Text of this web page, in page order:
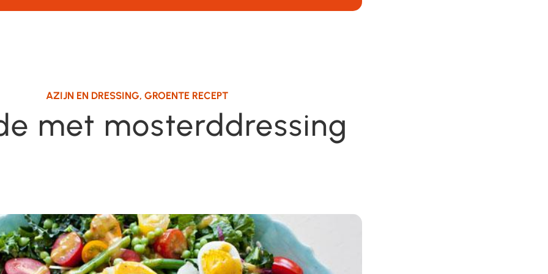
AZIJN EN DRESSING, GROENTE RECEPT
met mosterddressing